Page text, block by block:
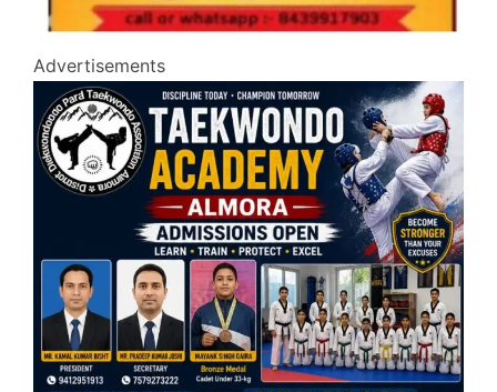
Advertisements